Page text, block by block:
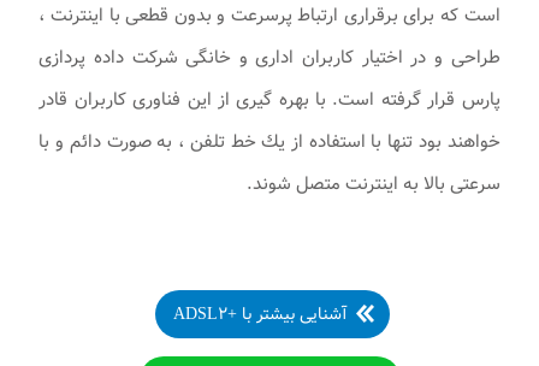
است كه برای برقراری ارتباط پرسرعت و بدون قطعی با اينترنت ،
طراحی و در اختيار كاربران اداری و خانگی شرکت داده پردازی
پارس قرار گرفته است. با بهره گيری از اين فناوری كاربران قادر
خواهند بود تنها با استفاده از يك خط تلفن ، به صورت دائم و با
سرعتی بالا به اينترنت متصل شوند.
آشنایی بیشتر با +ADSL۲